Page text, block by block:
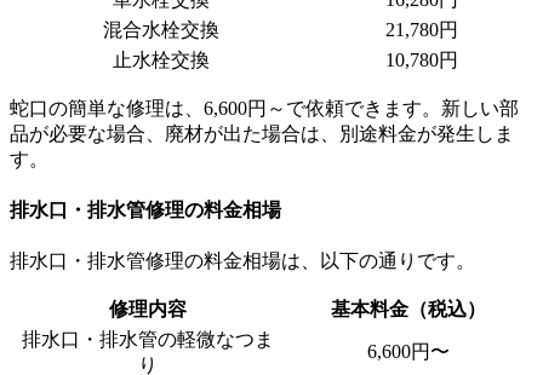
混合水栓交換
21,780円
止水栓交換
10,780円
蛇口の簡単な修理は、6,600円～で依頼できます。新しい部
品が必要な場合、廃材が出た場合は、別途料金が発生しま
す。
排水口・排水管修理の料金相場
排水口・排水管修理の料金相場は、以下の通りです。
修理内容
基本料金（税込）
排水口・排水管の軽微なつま
り
6,600円〜